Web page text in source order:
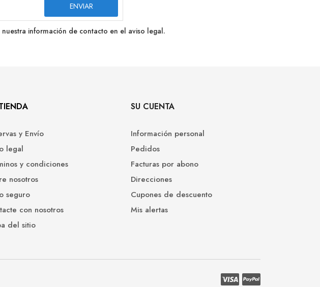
información de contacto en el aviso legal.
y Envío
legal
y condiciones
nosotros
seguro
con nosotros
del sitio
SU CUENTA
Información personal
Pedidos
Facturas por abono
Direcciones
Cupones de descuento
Mis alertas